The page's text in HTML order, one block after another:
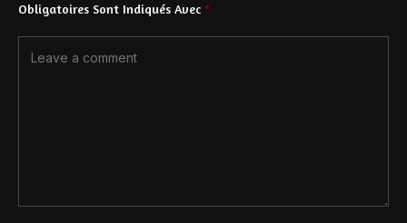
Obligatoires Sont Indiqués Avec *